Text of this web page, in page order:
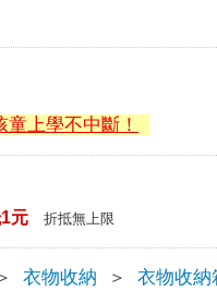
上學不中斷！
元 折抵無上限
衣物收納 ＞ 衣物收納